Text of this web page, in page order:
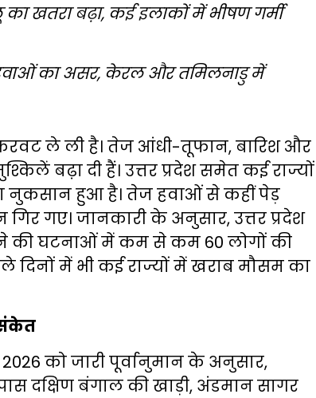
खतरा बढ़ा, कई इलाकों में भीषण गर्मी
का असर, केरल और तमिलनाडु में
ले ली है। तेज आंधी-तूफान, बारिश और
बढ़ा दी हैं। उत्तर प्रदेश समेत कई राज्यों
हुआ है। तेज हवाओं से कहीं पेड़
गए। जानकारी के अनुसार, उत्तर प्रदेश
की घटनाओं में कम से कम 60 लोगों की
दिनों में भी कई राज्यों में खराब मौसम का
को जारी पूर्वानुमान के अनुसार,
दक्षिण बंगाल की खाड़ी, अंडमान सागर